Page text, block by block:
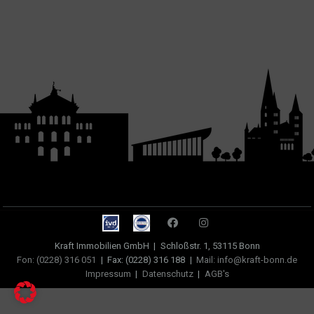
Kraft Immobilien GmbH | Schloßstr. 1, 53115 Bonn
Fon: (0228) 316 051 | Fax: (0228) 316 188 | Mail: info@kraft-bonn.de
Impressum | Datenschutz | AGB's